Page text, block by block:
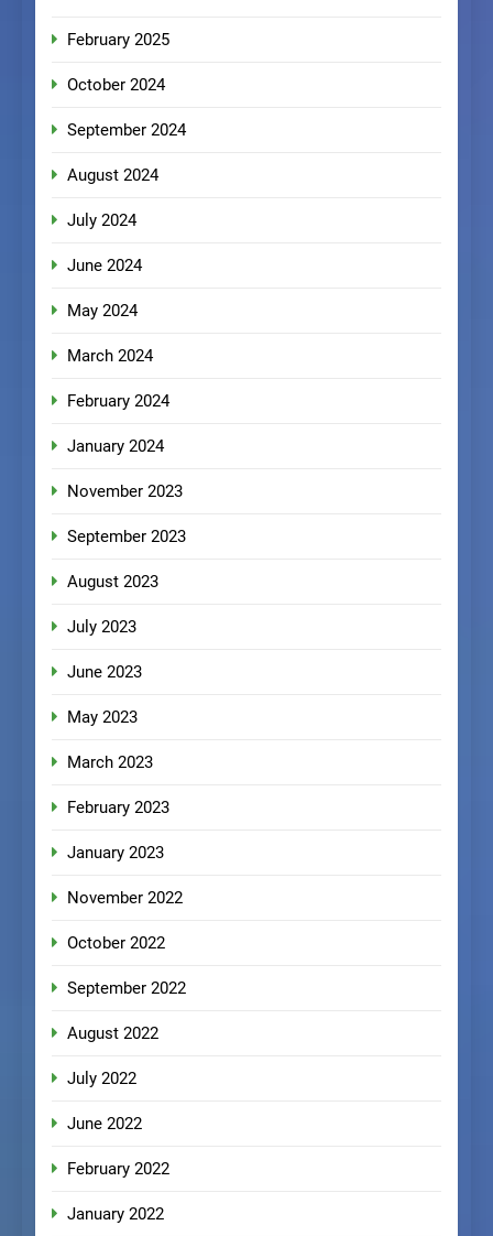
February 2025
October 2024
September 2024
August 2024
July 2024
June 2024
May 2024
March 2024
February 2024
January 2024
November 2023
September 2023
August 2023
July 2023
June 2023
May 2023
March 2023
February 2023
January 2023
November 2022
October 2022
September 2022
August 2022
July 2022
June 2022
February 2022
January 2022